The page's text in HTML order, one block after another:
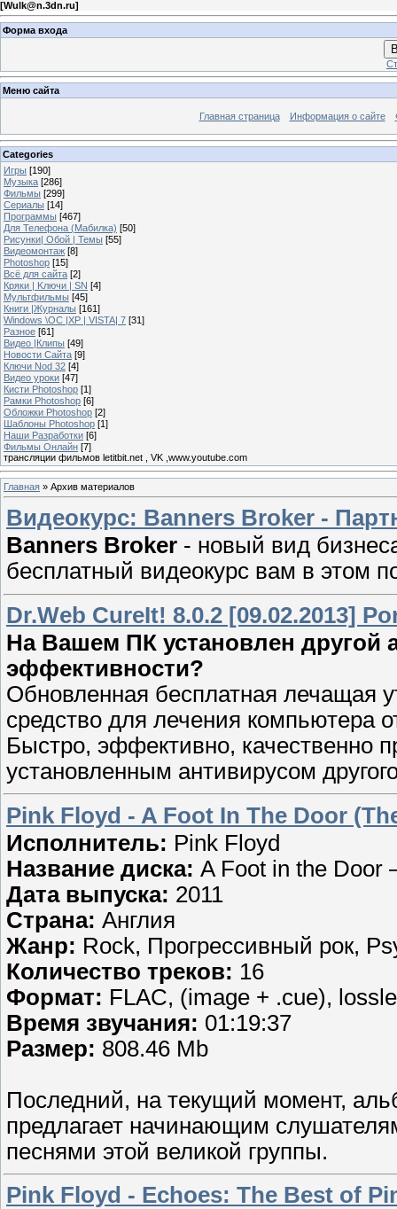
[Wulk@n.3dn.ru]
Форма входа
Меню сайта
Главная страница Информация о сайте
Categories
Игры [190]
Музыка [286]
Фильмы [299]
Сериалы [14]
Программы [467]
Для Телефона (Мабилка) [50]
Рисунки| Обой | Темы [55]
Видеомонтаж [8]
Photoshop [15]
Всё для сайта [2]
Кряки | Kлючи | SN [4]
Мультфильмы [45]
Книги |Журналы [161]
Windows \OC |XP | VISTA| 7 [31]
Разное [61]
Видео |Клипы [49]
Новости Сайта [9]
Ключи Nod 32 [4]
Видео уроки [47]
Кисти Photoshop [1]
Рамки Photoshop [6]
Обложки Photoshop [2]
Шаблоны Photoshop [1]
Наши Разработки [6]
Фильмы Онлайн [7]
трансляции фильмов letitbit.net , VK ,www.youtube.com
Главная » Архив материалов
Видеокурс: Banners Broker -
Banners Broker - новый вид
бесплатный видеокурс вам в этом
Dr.Web CureIt! 8.0.2 [09.02.2013]
На Вашем ПК установлен другой
эффективности?
Обновленная бесплатная лечащая
средство для лечения компьютера
Быстро, эффективно, качественно
установленным антивирусом
Pink Floyd - A Foot In The Door
Исполнитель: Pink Floyd
Название диска: A Foot in the Door
Дата выпуска: 2011
Страна: Англия
Жанр: Rock, Прогрессивный рок,
Количество треков: 16
Формат: FLAC, (image + .cue),
Время звучания: 01:19:37
Размер: 808.46 Mb
Последний, на текущий момент,
предлагает начинающим
песнями этой великой группы.
Pink Floyd - Echoes: The Best of